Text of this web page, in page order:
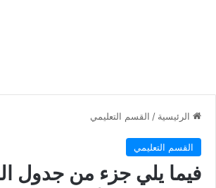
الرئيسية / القسم التعليمي
القسم التعليمي
فيما يلي جزء من جدول